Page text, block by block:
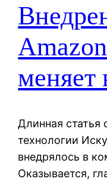
меняет
Длинная статья
технологии
внедрялось в
Оказывается,